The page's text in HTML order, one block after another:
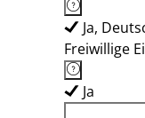
Ja,
Freiwillige
Ja